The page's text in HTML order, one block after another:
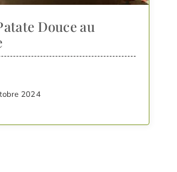
Douce au
2024